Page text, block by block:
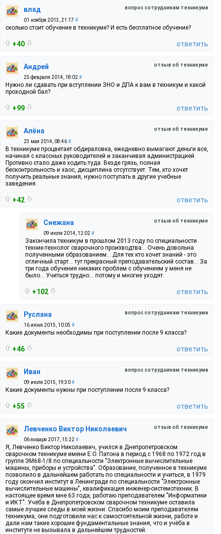
вопрос сотрудникам техникума
влад
01 ноября 2013, 21:17 #
сколько стоит обучение в техникуме? И есть бесплатное обучение?
+40 ответить
отзыв об техникуме
Андрей
25 февраля 2014, 18:02 #
Нужно ли сдавать при вступлении ЗНО и ДПА к вам в техникум и какой
проходной бал?
+99 ответить
отзыв об техникуме
Алёна
23 мая 2014, 08:46#
В техникуме процветает обдираловка, ежедневно вымагают деньги все,
начиная с классных руководителей и заканчивая администрацией.
Противно стало даже ходить туда. Везде грязь, полная
бесконтрольность и хаос, дисциплина отсутствует. Тем, кто хочет
получить реальные знания, нужно поступать в другие учебные
заведения.
+42 ответить
отзыв об техникуме
Снежана
09 июля 2014, 12:02 #
Закончила техникум в прошлом 2013 году по специальности
техник-технолог сварочного производтва... Очень довольна
полученными образованием... Для тех кто хочет знаний - это
отличный старт... тут прекрасный преподавательский состав... За
три года обучения никаких проблем с обучением у меня не
было... Учиться трудно... потому и многие уходят.
+102 ответить
вопрос сотрудникам техникума
Руслана
16 июня 2015, 10:05 #
Какие документы необходимы при поступлении после 9 класса?
+46 ответить
вопрос сотрудникам техникума
Иван
09 июля 2015, 19:30#
Какие документы нужны при поступлении после 9 класса?
+55 ответить
отзыв об техникуме
Левченко Виктор Николаевич
06 января 2017, 15:22 #
Я, Левченко Виктор Николаевич, учился в Днепропетровском
сварочном техникуме имени Е.О. Патона в период с 1968 по 1972 год в
группе ЭМ68-1/8 по специальности "Электронные вычислительные
машины, приборы и устройства". Образование, полученное в техникуме
позволило в дальнейшем работать по специальности и учиться, в 1979
году окончил институт в Ленинграде по специальности "Электронные
вычислительные машины", квалификация инженер-системотехник. В
настоящее время мне 63 года, работаю преподавателем "Информатики
и ИКТ". Учёба в Днепропетровском сварочном техникуме оставила
самые лучшие следы в моей жизни. Спасибо моим преподавателям
техникума, они подготовили нас к самостоятельной жизни, работе и
дали нам такие хорошие фундаментальные знания, что и учёба в
институте не вызывала в дальнейшем трудностей.